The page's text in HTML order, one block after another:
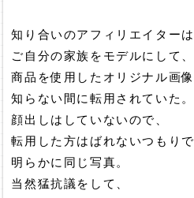
知り合いのアフィリエイターは
ご自分の家族をモデルにして、
商品を使用したオリジナル画
知らない間に転用されていた。
顔出しはしていないので、
転用した方はばれないつもり
明らかに同じ写真。
当然猛抗議をして、